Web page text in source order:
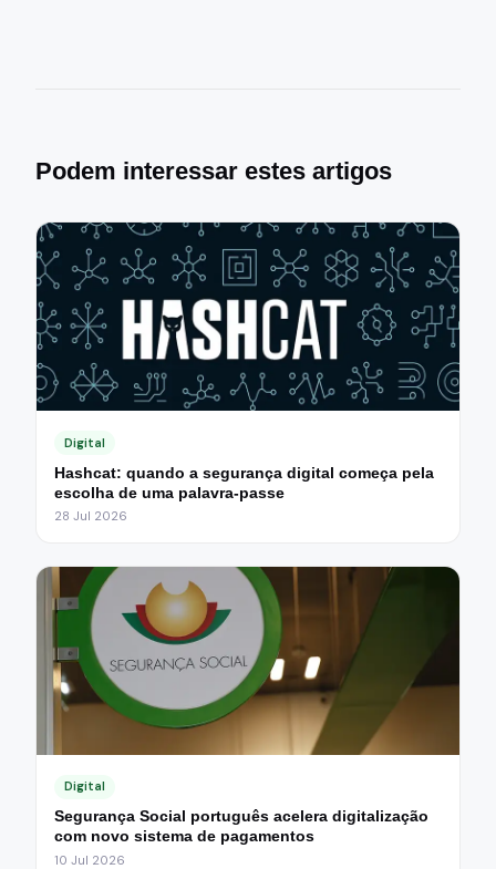
Podem interessar estes artigos
Digital
Hashcat: quando a segurança digital começa pela
escolha de uma palavra-passe
28 Jul 2026
Digital
Segurança Social português acelera digitalização
com novo sistema de pagamentos
10 Jul 2026